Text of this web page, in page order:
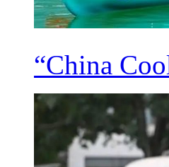
“China